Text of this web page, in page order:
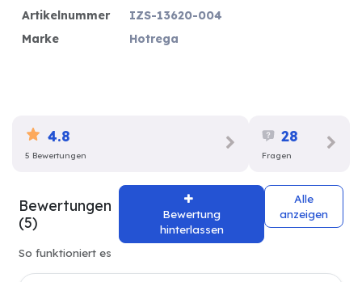
Artikelnummer
IZS-13620-004
Marke
Hotrega
4.8
5 Bewertungen
28
Fragen
Bewertungen
(5)
Bewertung
hinterlassen
Alle
anzeigen
So funktioniert es